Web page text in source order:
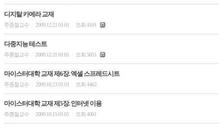
디지탈 카메라 교재
주종철교수 2009.12.21 01:01 조회 4101
다중지능 테스트
주종철교수 2009.12.21 01:01 조회 5051
마이스터대학 교재 제6장. 엑셀 스프레드시트
주종철교수 2009.10.23 01:01 조회 4462
마이스터대학 교재 제5장. 인터넷 이용
주종철교수 2009.10.15 01:01 조회 4061